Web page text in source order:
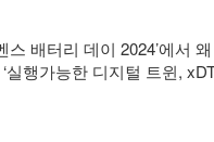
배터리 데이 2024’에서
행가능한 디지털 트윈,